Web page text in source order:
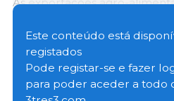
Fevereiro de 2025, um
ao mês anterior e em
anterior. O crescimento das
impulsionado pelos
Este conteúdo está
registados
Pode registar-se e fazer
para poder aceder a todo